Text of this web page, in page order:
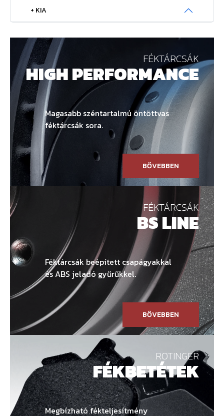
+ KIA
FÉKTÁRCSÁK
HIGH PERFORMANCE
Magasabb széntartalmú öntöttvas
féktárcsák sora.
BŐVEBBEN
FÉKTÁRCSÁK
BS LINE
Féktárcsák beépített csapágyakkal
és ABS jeladó gyűrűkkel.
BŐVEBBEN
ROTINGER
FÉKBETÉTEK
Megbízható fékteljesítmény